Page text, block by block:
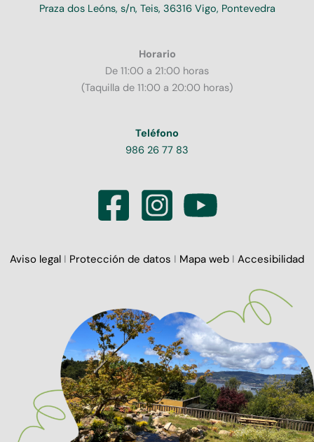
Praza dos Leóns, s/n, Teis, 36316 Vigo, Pontevedra
Horario
De 11:00 a 21:00 horas
(Taquilla de 11:00 a 20:00 horas)
Teléfono
986 26 77 83
Aviso legal I Protección de datos I Mapa web I Accesibilidad